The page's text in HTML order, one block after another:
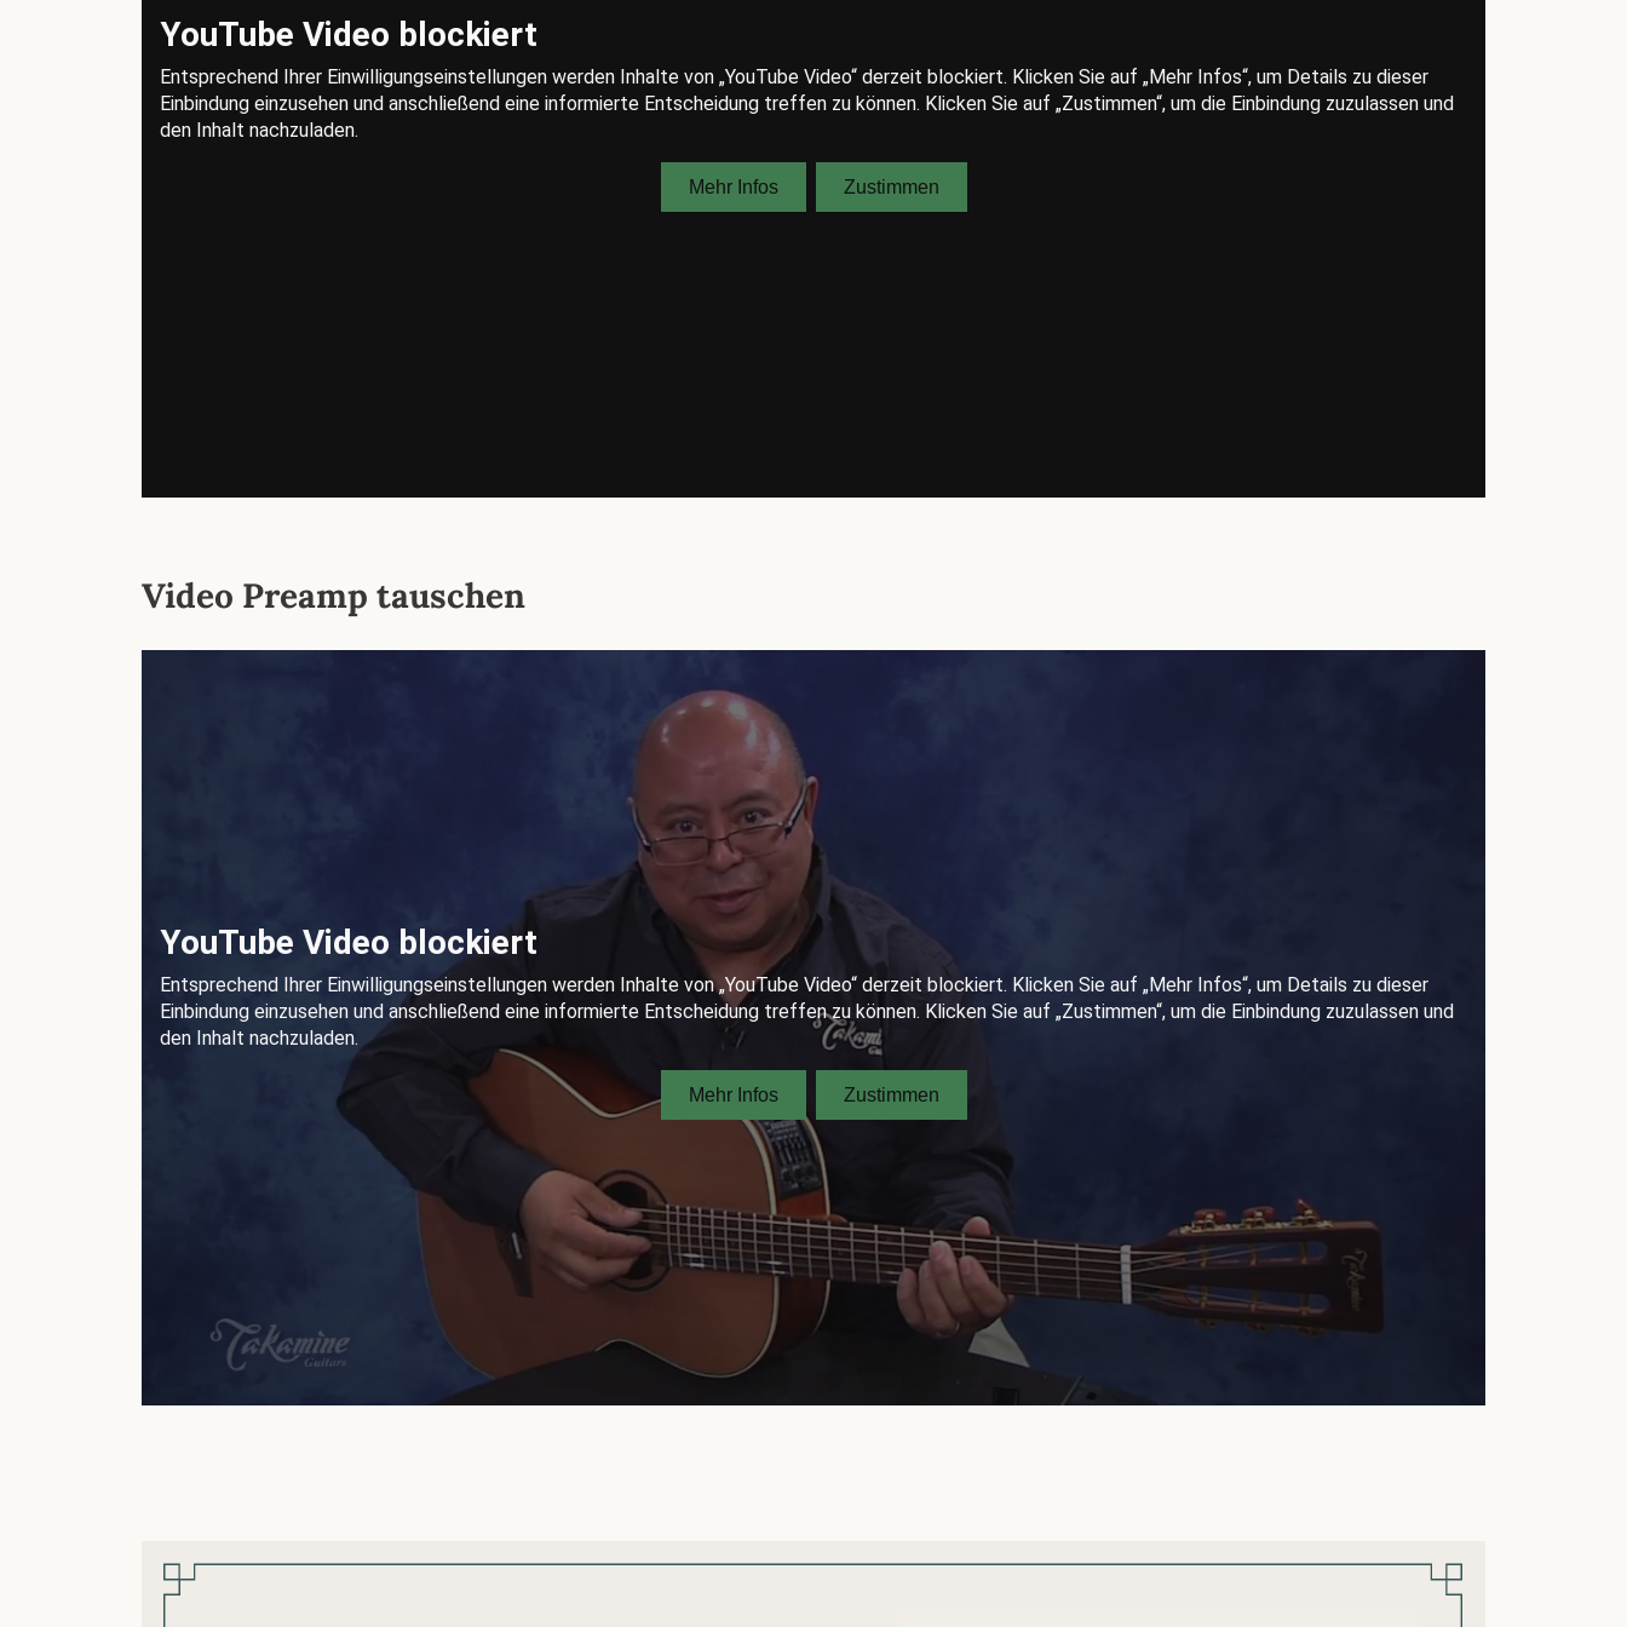
Video Preamp tauschen